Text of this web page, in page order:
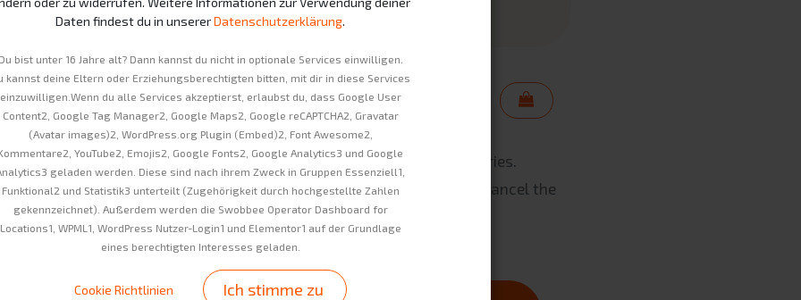
48 months
Currently only shipping to EU-countries.
We reserve the right to review and cancel the
order.
Daten findest du in unsererDatenschutzerklärung.
bist unter 16 Jahre alt? Dann kannst du nicht in optionale Services einwilligen.
kannst deine Eltern oder Erziehungsberechtigten bitten, mit dir in diese Services
einzuwilligen.Wenn du alle Services akzeptierst, erlaubst du, dass Google User
Content2, Google Tag Manager2, Google Maps2, Google reCAPTCHA2, Gravatar
(Avatar images)2, WordPress.org Plugin (Embed)2, Font Awesome2,
YouTube2, Emojis2, Google Fonts2, Google Analytics3 und Google
geladen werden. Diese sind nach ihrem Zweck in Gruppen Essenziell1,
Funktional2 und Statistik3 unterteilt (Zugehörigkeit durch hochgestellte Zahlen
gekennzeichnet). Außerdem werden die Swobbee Operator Dashboard for
Locations1, WPML1, WordPress Nutzer-Login1 und Elementor1 auf der Grundlage
eines berechtigten Interesses geladen.
Cookie Richtlinien Ich stimme zu